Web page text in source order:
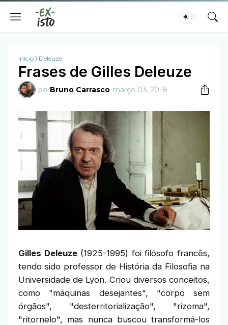
Início Deleuze
Frases de Gilles Deleuze
porBruno Carrasco-março 03, 2018
Gilles Deleuze(1925-1995) foi filósofo francês,
tendo sido professor de História da Filosofia na
Universidade de Lyon. Criou diversos conceitos,
como "máquinas desejantes", "corpo sem
órgãos", "desterritorialização", "rizoma",
"ritornelo", mas nunca buscou transformá-los